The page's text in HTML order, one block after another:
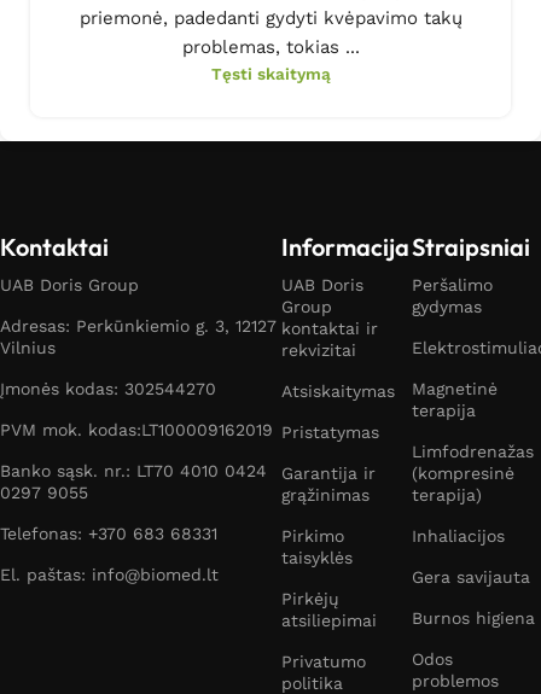
priemonė, padedanti gydyti kvėpavimo takų
problemas, tokias ...
Tęsti skaitymą
Kontaktai
UAB Doris Group
Adresas: Perkūnkiemio g. 3, 12127
Vilnius
Įmonės kodas: 302544270
PVM mok. kodas:LT100009162019
Banko sąsk. nr.: LT70 4010 0424
0297 9055
Telefonas: +370 683 68331
El. paštas: info@biomed.lt
Informacija
UAB Doris
Group
kontaktai ir
rekvizitai
Atsiskaitymas
Pristatymas
Garantija ir
grąžinimas
Pirkimo
taisyklės
Pirkėjų
atsiliepimai
Privatumo
politika
Straipsniai
Peršalimo
gydymas
Magnetinė
terapija
Limfodrenažas
(kompresinė
terapija)
Inhaliacijos
Gera savijauta
Burnos higiena
Odos
problemos